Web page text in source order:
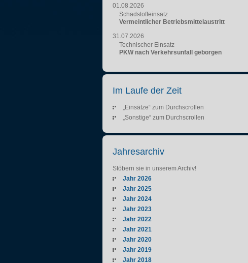
01.08.2026
Schadstoffeinsatz
Vermeintlicher Betriebsmittelaustritt
31.07.2026
Technischer Einsatz
PKW nach Verkehrsunfall geborgen
Im Laufe der Zeit
„Einsätze“ zum Durchscrollen
„Sonstige“ zum Durchscrollen
Jahresarchiv
Stöbern sie in unserem Archiv!
Jahr 2026
Jahr 2025
Jahr 2024
Jahr 2023
Jahr 2022
Jahr 2021
Jahr 2020
Jahr 2019
Jahr 2018